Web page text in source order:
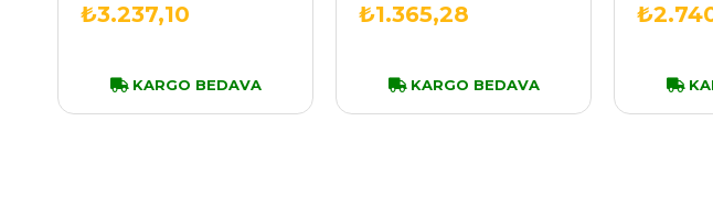
₺3.237,10
KARGO BEDAVA
₺1.365,28
KARGO BEDAVA